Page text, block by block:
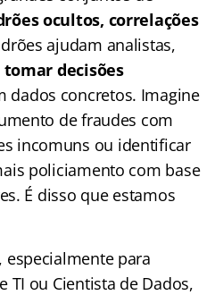
ocultos, correlações
ajudam analistas,
tomar decisões
dados concretos. Imagine
de fraudes com
incomuns ou identificar
policiamento com base
É disso que estamos
especialmente para
TI ou Cientista de Dados,